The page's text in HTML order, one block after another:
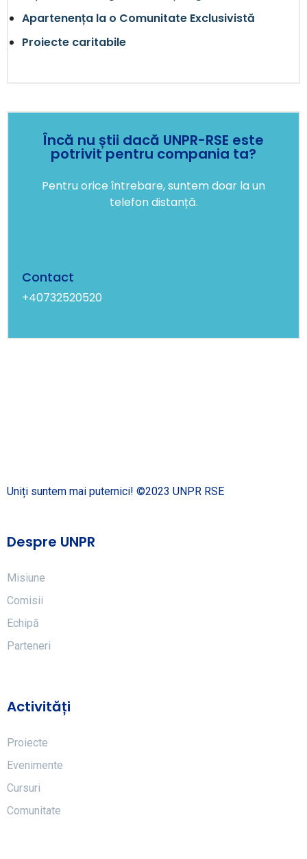
Apartenența la o Comunitate Exclusivistă
Proiecte caritabile
Încă nu știi dacă UNPR-RSE este
potrivit pentru compania ta?
Pentru orice întrebare, suntem doar la un
telefon distanță.
Contact
+40732520520
Uniți suntem mai puternici! ©2023 UNPR RSE
Despre UNPR
Misiune
Comisii
Echipă
Parteneri
Activități
Proiecte
Evenimente
Cursuri
Comunitate